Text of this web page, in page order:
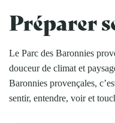
Préparer
Le Parc des Baronnies
douceur de climat et
Baronnies provençales,
sentir, entendre, voir et